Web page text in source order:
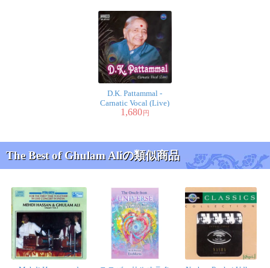
D.K. Pattammal -
Carnatic Vocal (Live)
1,680 円
The Best of Ghulam Aliの類似商品